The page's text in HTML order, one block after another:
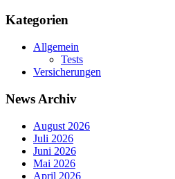
Kategorien
Allgemein
Tests
Versicherungen
News Archiv
August 2026
Juli 2026
Juni 2026
Mai 2026
April 2026